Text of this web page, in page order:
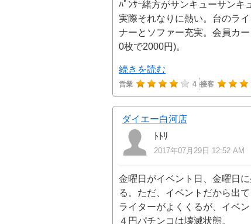
ﾊﾟﾝｻｰ緒方がサンキューサンキ
実際それなりに熱い。台のラ
ナーとソファー充実。会員カ
0枚で2000円)。
続きを読む
営業 4 接客
ダイエー白河店
ﾄﾄﾘ
2017年07月29日 12:52 AM
金曜日がイベント日、金曜日
る。ただ、イベントだから出
ライターがよくくるが、イベン
４円パチンコは壊滅状態。